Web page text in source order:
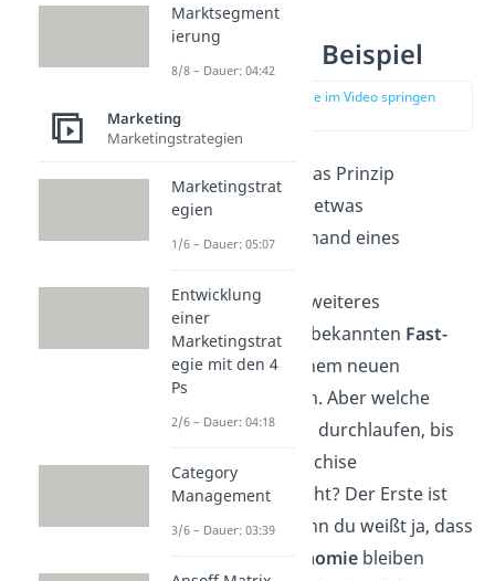
Franchising Beispiel
zur Stelle im Video springen
Wir erklären dir das Prinzip
Franchising noch etwas
anschaulicher anhand eines
Du möchtest ein weiteres
Restaurant einer bekannten Fast-
Food-Kettean einem neuen
Standort eröffnen. Aber welche
Schritte musst du durchlaufen, bis
dein fertiges Franchise
Unternehmen steht? Der Erste ist
bereits getan, denn du weißt ja, dass
Gastronomiebleiben
Marktsegment
ierung
8/8 – Dauer: 04:42
Marketing
Marketingstrategien
Marketingstrat
egien
1/6 – Dauer: 05:07
Entwicklung
einer
Marketingstrat
egie mit den 4
Ps
2/6 – Dauer: 04:18
Category
Management
3/6 – Dauer: 03:39